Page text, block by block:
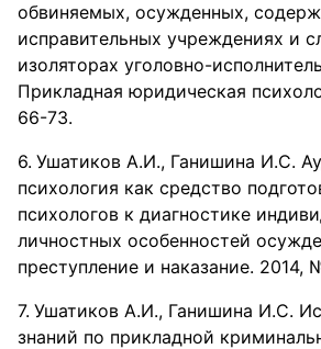
обвиняемых, осужденных,
исправительных учреждениях и
изоляторах уголовно-
Прикладная юридическая
66-73.
Ушатиков А.И., Ганишина И.С.
психология как средство
психологов к диагностике
личностных особенностей
преступление и наказание. 2014,
Ушатиков А.И., Ганишина И.С.
знаний по прикладной